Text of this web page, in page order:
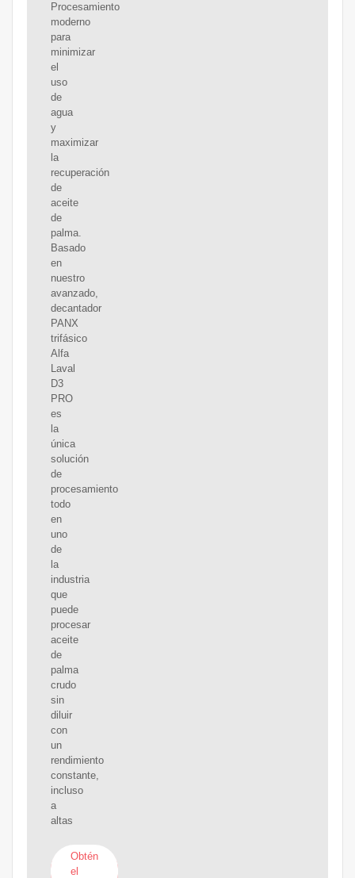
Procesamiento
moderno
para
minimizar
el
uso
de
agua
y
maximizar
la
recuperación
de
aceite
de
palma.
Basado
en
nuestro
avanzado,
decantador
PANX
trifásico
Alfa
Laval
D3
PRO
es
la
única
solución
de
procesamiento
todo
en
uno
de
la
industria
que
puede
procesar
aceite
de
palma
crudo
sin
diluir
con
un
rendimiento
constante,
incluso
a
altas
Obtén
el